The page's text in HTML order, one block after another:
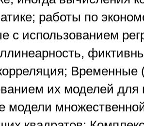
работы по
с использованием
их моделей
модели